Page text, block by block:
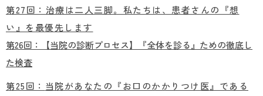
第27回：治療は二人三脚。私たちは、患者さんの『想
い』を最優先します
第26回：【当院の診断プロセス】『全体を診る』ための徹底し
た検査
第25回： 当院があなたの『お口のかかりつけ医』である